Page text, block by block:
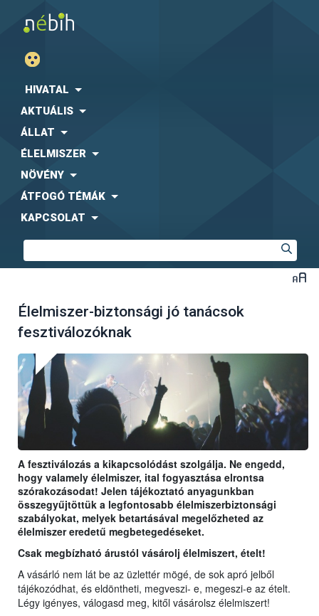
HIVATAL
AKTUÁLIS
ÁLLAT
ÉLELMISZER
NÖVÉNY
ÁTFOGÓ TÉMÁK
KAPCSOLAT
Élelmiszer-biztonsági jó tanácsok
fesztiválozóknak
A fesztiválozás a kikapcsolódást szolgálja. Ne engedd,
hogy valamely élelmiszer, ital fogyasztása elrontsa
szórakozásodat! Jelen tájékoztató anyagunkban
összegyűjtöttük a legfontosabb élelmiszerbiztonsági
szabályokat, melyek betartásával megelőzheted az
élelmiszer eredetű megbetegedéseket.
Csak megbízható árustól vásárolj élelmiszert, ételt!
A vásárló nem lát be az üzlettér mögé, de sok apró jelből
tájékozódhat, és eldöntheti, megveszi- e, megeszi-e az ételt.
Légy igényes, válogasd meg, kitől vásárolsz élelmiszert!